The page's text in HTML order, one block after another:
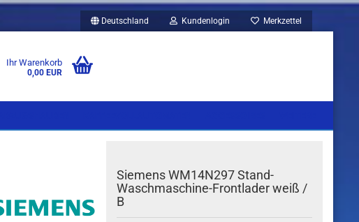
Deutschland Kundenlogin Merkzettel
Ihr Warenkorb
0,00 EUR
Siemens WM14N297 Stand-
Waschmaschine-Frontlader weiß /
B